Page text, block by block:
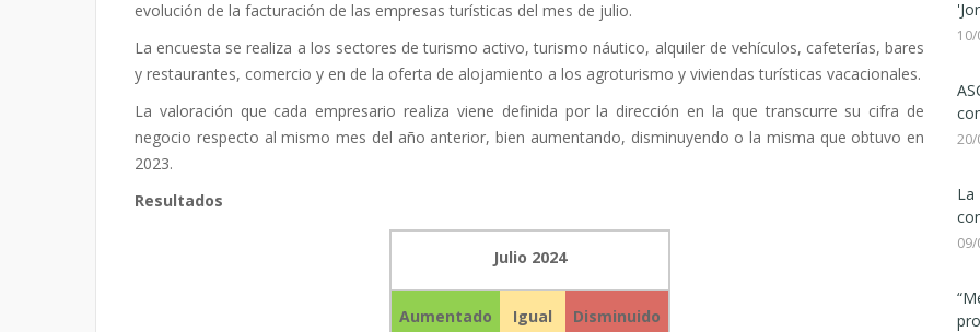
evolución de la facturación de las empresas turísticas del mes de julio.
La encuesta se realiza a los sectores de turismo activo, turismo náutico, alquiler de vehículos, cafeterías, bares
y restaurantes, comercio y en de la oferta de alojamiento a los agroturismo y viviendas turísticas vacacionales.
La valoración que cada empresario realiza viene definida por la dirección en la que transcurre su cifra de
negocio respecto al mismo mes del año anterior, bien aumentando, disminuyendo o la misma que obtuvo en
2023.
Resultados
Julio 2024
Aumentado Igual Disminuido
20/
La